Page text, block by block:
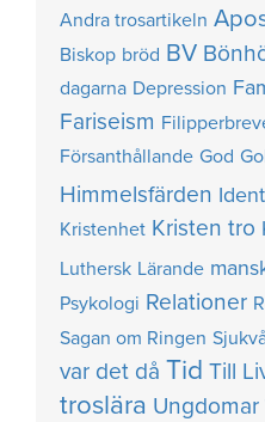
Andra trosartikeln
Biskop bröd BV
dagarna Depression
Fariseism
Försanthållande God
Himmelsfärden
Kristenhet Kristen tro
Luthersk Lärande
Psykologi Relationer
Sagan om Ringen
var det då Tid Till
troslära Ungdomar